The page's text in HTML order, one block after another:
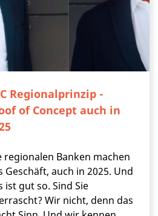
Regionalprinzip -
of Concept auch in
regionalen Banken machen
Geschäft, auch in 2025. Und
ist gut so. Sind Sie
Wir nicht, denn das